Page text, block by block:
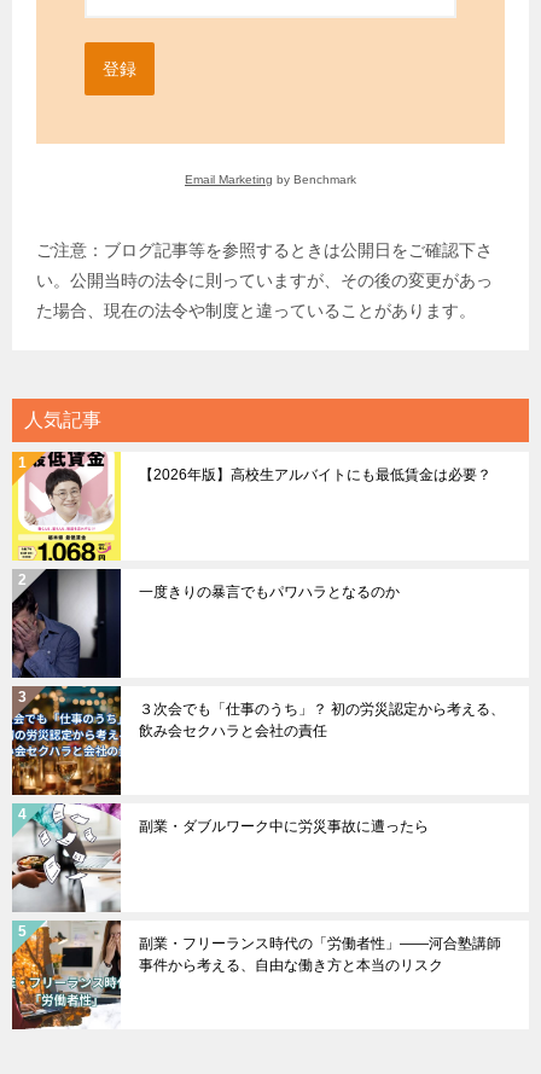
登録
Email Marketing by Benchmark
ご注意：ブログ記事等を参照するときは公開日をご確認下さ
い。公開当時の法令に則っていますが、その後の変更があっ
た場合、現在の法令や制度と違っていることがあります。
人気記事
【2026年版】高校生アルバイトにも最低賃金は必要？
一度きりの暴言でもパワハラとなるのか
３次会でも「仕事のうち」？ 初の労災認定から考える、
飲み会セクハラと会社の責任
副業・ダブルワーク中に労災事故に遭ったら
副業・フリーランス時代の「労働者性」――河合塾講師
事件から考える、自由な働き方と本当のリスク